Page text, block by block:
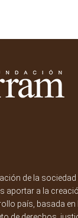
de la sociedad
aportar a la
país, basada